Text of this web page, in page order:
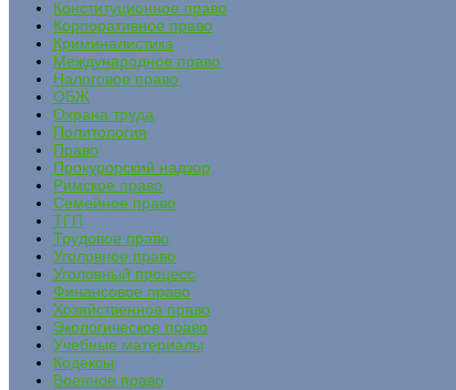
Конституционное право
Корпоративное право
Криминалистика
Международное право
Налоговое право
ОБЖ
Охрана труда
Политология
Право
Прокурорский надзор
Римское право
Семейное право
ТГП
Трудовое право
Уголовное право
Уголовный процесс
Финансовое право
Хозяйственное право
Экологическое право
Учебные материалы
Кодексы
Военное право